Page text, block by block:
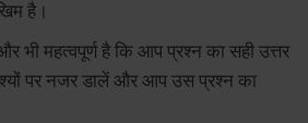
है।
भी महत्वपूर्ण है कि आप प्रश्न का सही उत्तर
पर नजर डालें और आप उस प्रश्न का